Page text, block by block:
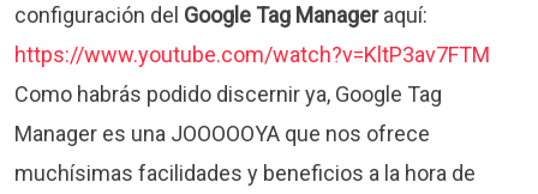
configuración del Google Tag Manageraquí:
https://www.youtube.com/watch?v=KltP3av7FTM
Como habrás podido discernir ya, Google Tag
Manager es una JOOOOOYA que nos ofrece
muchísimas facilidades y beneficios a la hora de